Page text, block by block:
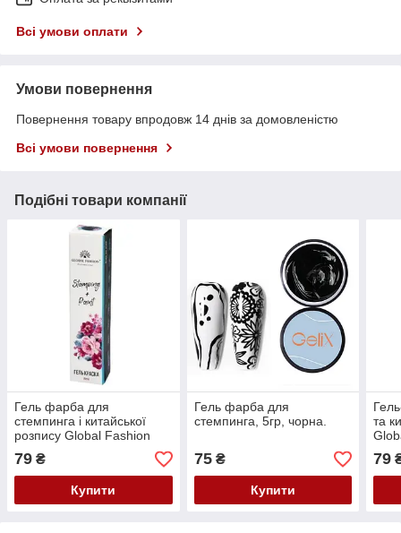
Всі умови оплати
Умови повернення
Повернення товару впродовж 14 днів за домовленістю
Всі умови повернення
Подібні товари компанії
Гель фарба для
стемпинга і китайської
розпису Global Fashion
№7, малиновий 8мл
79 ₴
Купити
Гель фарба для
стемпинга, 5гр, чорна.
75₴
Купити
та
79